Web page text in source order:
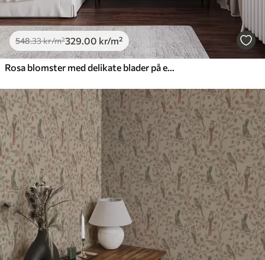
548.33kr/m²329.00 kr/m²
Rosa blomster med delikate blader på en myk bakgrunn